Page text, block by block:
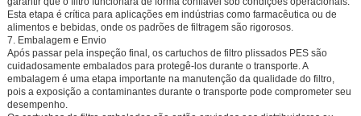
Esta etapa é crítica para aplicações em indústrias como farmacêutica ou de
alimentos e bebidas, onde os padrões de filtragem são rigorosos.
7. Embalagem e Envio
Após passar pela inspeção final, os cartuchos de filtro plissados PES são
cuidadosamente embalados para protegê-los durante o transporte. A
embalagem é uma etapa importante na manutenção da qualidade do filtro,
pois a exposição a contaminantes durante o transporte pode comprometer seu
desempenho.